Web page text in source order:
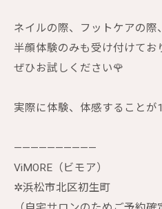
ネイルの際、フットケアの際、
半顔体験のみも受け付けてお
ぜひお試しください🌹
実際に体験、体感すること
——————————
ViMORE（ビモア）
✲︎浜松市北区初生町